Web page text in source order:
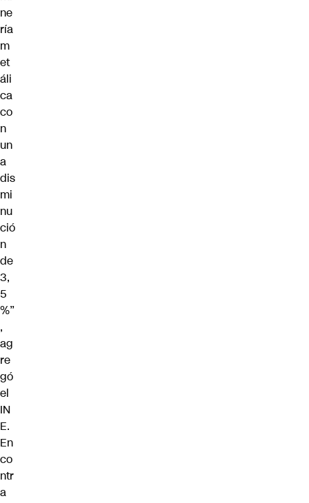
ne
ría
m
et
áli
ca
co
n
un
a
dis
mi
nu
ció
n
de
3,
5
%”
,
ag
re
gó
el
IN
E.
En
co
ntr
a